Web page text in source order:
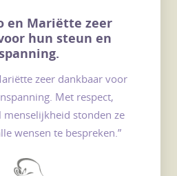
en Mariëtte zeer
hun steun en
zeer dankbaar voor
Met respect,
menselijkheid stonden ze
wensen te bespreken.”